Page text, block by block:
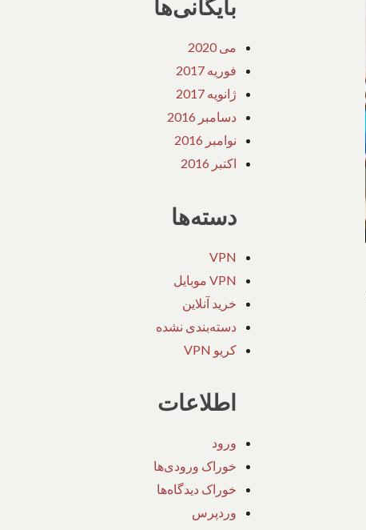
بایگانی‌ها
می 2020
فوریه 2017
ژانویه 2017
دسامبر 2016
نوامبر 2016
اکتبر 2016
دسته‌ها
VPN
VPN موبایل
خرید آنلاین
دسته‌بندی نشده
کریو VPN
اطلاعات
ورود
خوراک ورودی‌ها
خوراک دیدگاه‌ها
وردپرس